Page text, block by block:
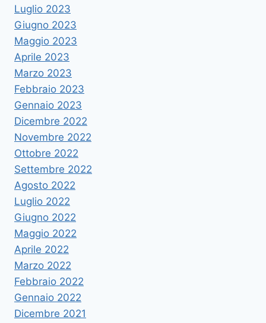
Luglio 2023
Giugno 2023
Maggio 2023
Aprile 2023
Marzo 2023
Febbraio 2023
Gennaio 2023
Dicembre 2022
Novembre 2022
Ottobre 2022
Settembre 2022
Agosto 2022
Luglio 2022
Giugno 2022
Maggio 2022
Aprile 2022
Marzo 2022
Febbraio 2022
Gennaio 2022
Dicembre 2021